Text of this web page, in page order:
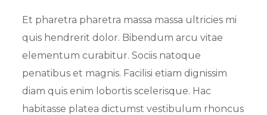
Et pharetra pharetra massa massa ultricies mi
quis hendrerit dolor. Bibendum arcu vitae
elementum curabitur. Sociis natoque
penatibus et magnis. Facilisi etiam dignissim
diam quis enim lobortis scelerisque. Hac
habitasse platea dictumst vestibulum rhoncus